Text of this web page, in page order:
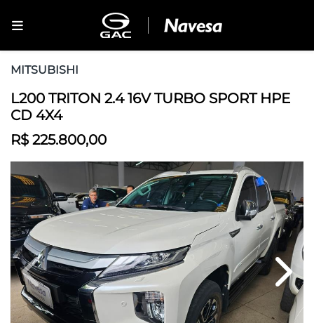
MITSUBISHI
L200 TRITON 2.4 16V TURBO SPORT HPE
CD 4X4
R$ 225.800,00
Previous Next